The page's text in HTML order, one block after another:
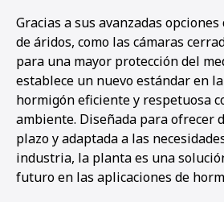
Gracias a sus avanzadas
de áridos, como las cámaras
para una mayor protección del
establece un nuevo estándar en
hormigón eficiente y respetuosa
ambiente. Diseñada para ofrecer
plazo y adaptada a las
industria, la planta es una
futuro en las aplicaciones de